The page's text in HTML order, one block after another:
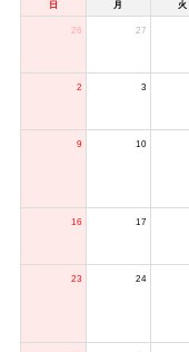
日 月 火
26 27
2 3
9 10
16 17
23 24